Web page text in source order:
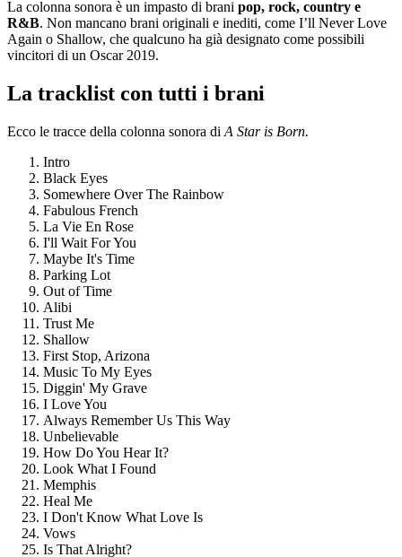
La colonna sonora è un impasto di brani pop, rock, country e
R&B. Non mancano brani originali e inediti, come I’ll Never Love
Again o Shallow, che qualcuno ha già designato come possibili
vincitori di un Oscar 2019.
La tracklist con tutti i brani
Ecco le tracce della colonna sonora di A Star is Born.
Intro
Black Eyes
Somewhere Over The Rainbow
Fabulous French
La Vie En Rose
I'll Wait For You
Maybe It's Time
Parking Lot
Out of Time
Alibi
Trust Me
Shallow
First Stop, Arizona
Music To My Eyes
Diggin' My Grave
I Love You
Always Remember Us This Way
Unbelievable
How Do You Hear It?
Look What I Found
Memphis
Heal Me
I Don't Know What Love Is
Vows
Is That Alright?